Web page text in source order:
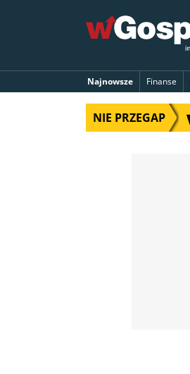
Najnowsze Finanse
NIE PRZEGAP